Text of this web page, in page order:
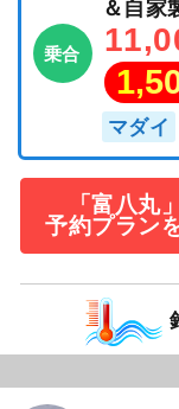
乗合
＆自家
マダイ
「富八丸
予約プラン